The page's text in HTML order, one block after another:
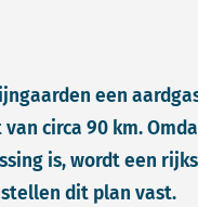
een
circa 90 km.
is, wordt een
stellen dit plan vast.